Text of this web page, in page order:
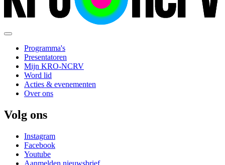
Programma's
Presentatoren
Mijn KRO-NCRV
Word lid
Acties & evenementen
Over ons
Volg ons
Instagram
Facebook
Youtube
Aanmelden nieuwsbrief